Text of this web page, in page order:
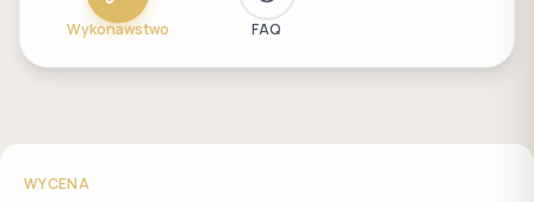
Wykonawstwo FAQ
WYCENA